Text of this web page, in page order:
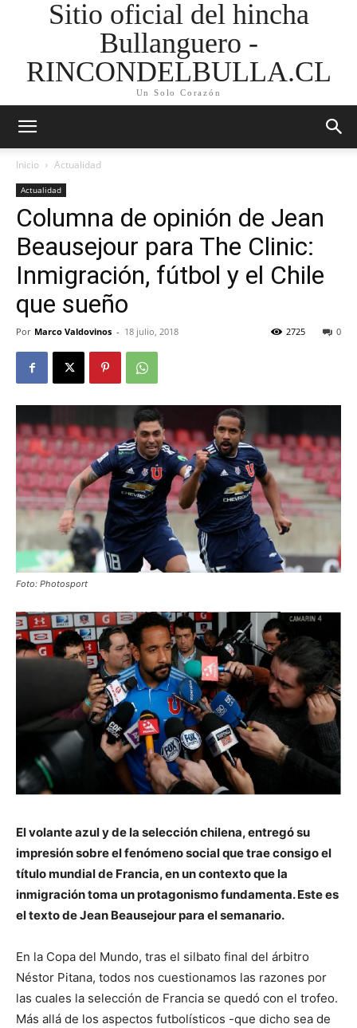
Sitio oficial del hincha
Bullanguero -
RINCONDELBULLA.CL
Un Solo Corazón
Inicio Actualidad
Actualidad
Columna de opinión de Jean
Beausejour para The Clinic:
Inmigración, fútbol y el Chile
que sueño
Por Marco Valdovinos - 18 julio, 2018 0
2725
Foto: Photosport
El volante azul y de la selección chilena, entregó su
impresión sobre el fenómeno social que trae consigo el
título mundial de Francia, en un contexto que la
inmigración toma un protagonismo fundamenta. Este es
el texto de Jean Beausejour para el semanario.
En la Copa del Mundo, tras el silbato final del árbitro
Néstor Pitana, todos nos cuestionamos las razones por
las cuales la selección de Francia se quedó con el trofeo.
Más allá de los aspectos futbolísticos -que dicho sea de